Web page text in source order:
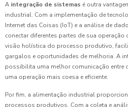
A integração de sistemas é outra
industrial. Com a implementação de
Internet das Coisas (IoT) e a análise de
conectar diferentes partes de sua
visão holística do processo produtivo,
gargalos e oportunidades de melhoria. A
possibilita uma melhor comunicação entre
uma operação mais coesa e eficiente.
Por fim, a alimentação industrial
processos produtivos. Com a coleta e